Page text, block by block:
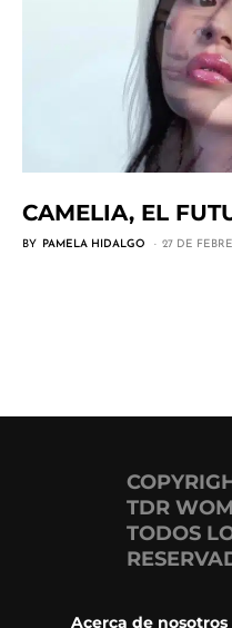
CAMELIA, EL
BY PAMELA HIDALGO 27 DE
TDR
TODOS
Acerca de nosotros